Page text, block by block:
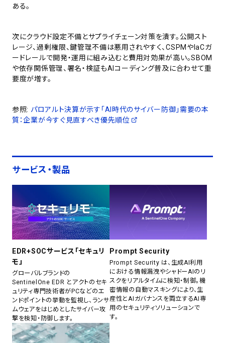
ある。
次にクラウド設定不備とサプライチェーン対策を潰す。公開スト
レージ、過剰権限、鍵管理不備は悪用されやすく、CSPMやIaCガ
ードレールで開発・運用に組み込むと費用対効果が高い。SBOM
や依存関係管理、署名・検証もAIコーディング普及に合わせて重
要度が増す。
参照: パロアルト決算が示す「AI時代のサイバー防御」需要の本
質：企業が今すぐ見直すべき優先順位
サービス・製品
EDR+SOCサービス「セキュリ
モ」
グローバルブランドの
SentinelOne EDR とアクトのセキ
ュリティ専門技術者がPCなどのエ
ンドポイントの挙動を監視し、ランサ
ムウェアをはじめとしたサイバー攻
撃を検知・防御します。
Prompt Security
Prompt Security は、生成AI利用
における情報漏洩やシャドーAIのリ
スクをリアルタイムに検知・制御。機
密情報の自動マスキングにより、生
産性とAIガバナンスを両立するAI専
用のセキュリティソリューションで
す。